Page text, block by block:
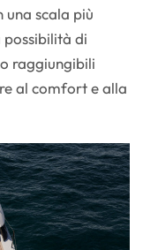
una scala più
di
raggiungibili
al comfort e alla